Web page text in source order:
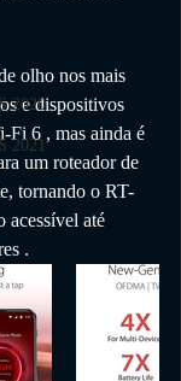
2020
2021
olho nos mais
e dispositivos
Fi 6 , mas ainda é
um roteador de
tornando o RT-
acessível até
.